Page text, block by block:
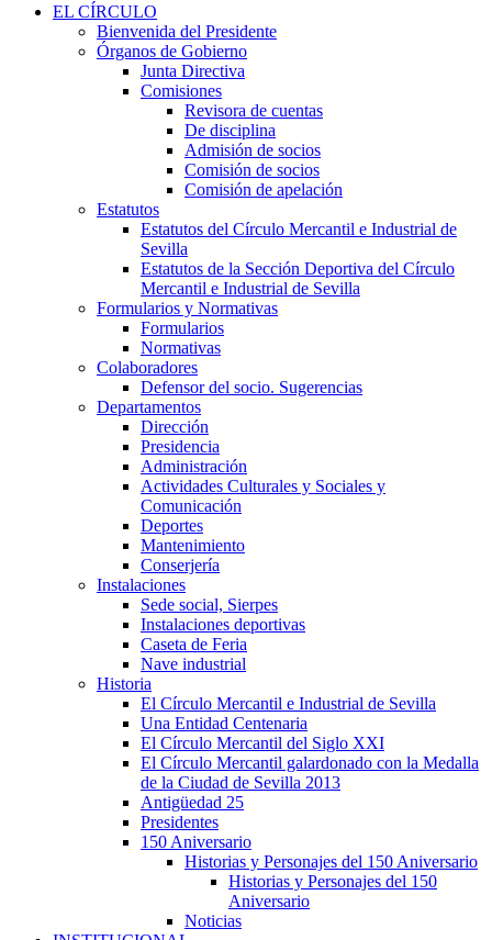
EL CÍRCULO
Bienvenida del Presidente
Órganos de Gobierno
Junta Directiva
Comisiones
Revisora de cuentas
De disciplina
Admisión de socios
Comisión de socios
Comisión de apelación
Estatutos
Estatutos del Círculo Mercantil e Industrial de
Sevilla
Estatutos de la Sección Deportiva del Círculo
Mercantil e Industrial de Sevilla
Formularios y Normativas
Formularios
Normativas
Colaboradores
Defensor del socio. Sugerencias
Departamentos
Dirección
Presidencia
Administración
Actividades Culturales y Sociales y
Comunicación
Deportes
Mantenimiento
Conserjería
Instalaciones
Sede social, Sierpes
Instalaciones deportivas
Caseta de Feria
Nave industrial
Historia
El Círculo Mercantil e Industrial de Sevilla
Una Entidad Centenaria
El Círculo Mercantil del Siglo XXI
El Círculo Mercantil galardonado con la Medalla
de la Ciudad de Sevilla 2013
Antigüedad 25
Presidentes
150 Aniversario
Historias y Personajes del 150 Aniversario
Historias y Personajes del 150
Aniversario
Noticias